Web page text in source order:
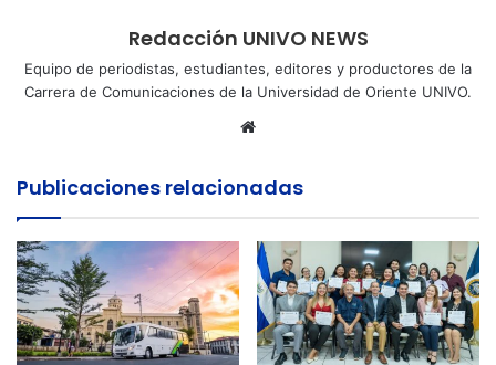
Redacción UNIVO NEWS
Equipo de periodistas, estudiantes, editores y productores de la
Carrera de Comunicaciones de la Universidad de Oriente UNIVO.
Sitio
Publicaciones relacionadas